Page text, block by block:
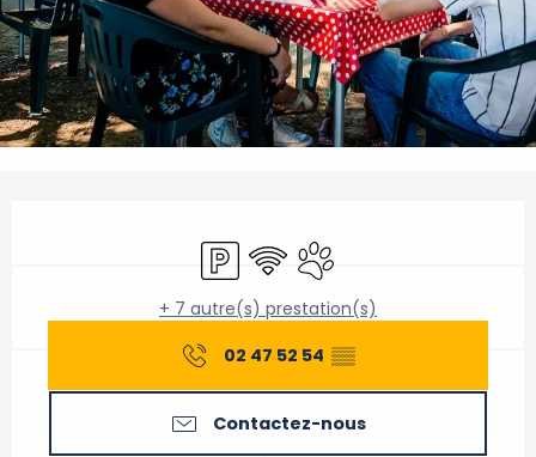
ParkingWiFi Animaux acceptés
+ 7 autre(s) prestation(s)
02 47 52 54 ▒▒
Contactez-nous